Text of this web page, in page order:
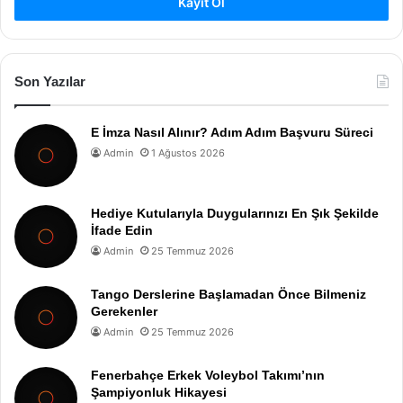
Son Yazılar
E İmza Nasıl Alınır? Adım Adım Başvuru Süreci
Admin 1 Ağustos 2026
Hediye Kutularıyla Duygularınızı En Şık Şekilde
İfade Edin
Admin 25 Temmuz 2026
Tango Derslerine Başlamadan Önce Bilmeniz
Gerekenler
Admin 25 Temmuz 2026
Fenerbahçe Erkek Voleybol Takımı’nın
Şampiyonluk Hikayesi